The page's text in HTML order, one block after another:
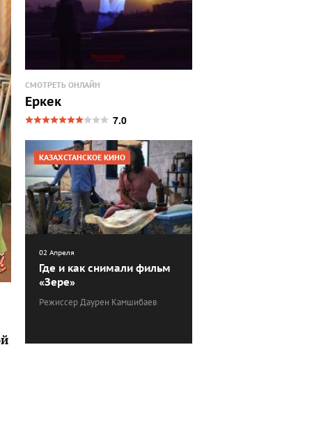
СМОТРЕТЬ ОНЛАЙН
Еркек
7.0
КАЗАХСТАНСКОЕ КИНО
02 Апреля
Где и как снимали фильм
«Зере»
Режиссер Даурен Камшибаев